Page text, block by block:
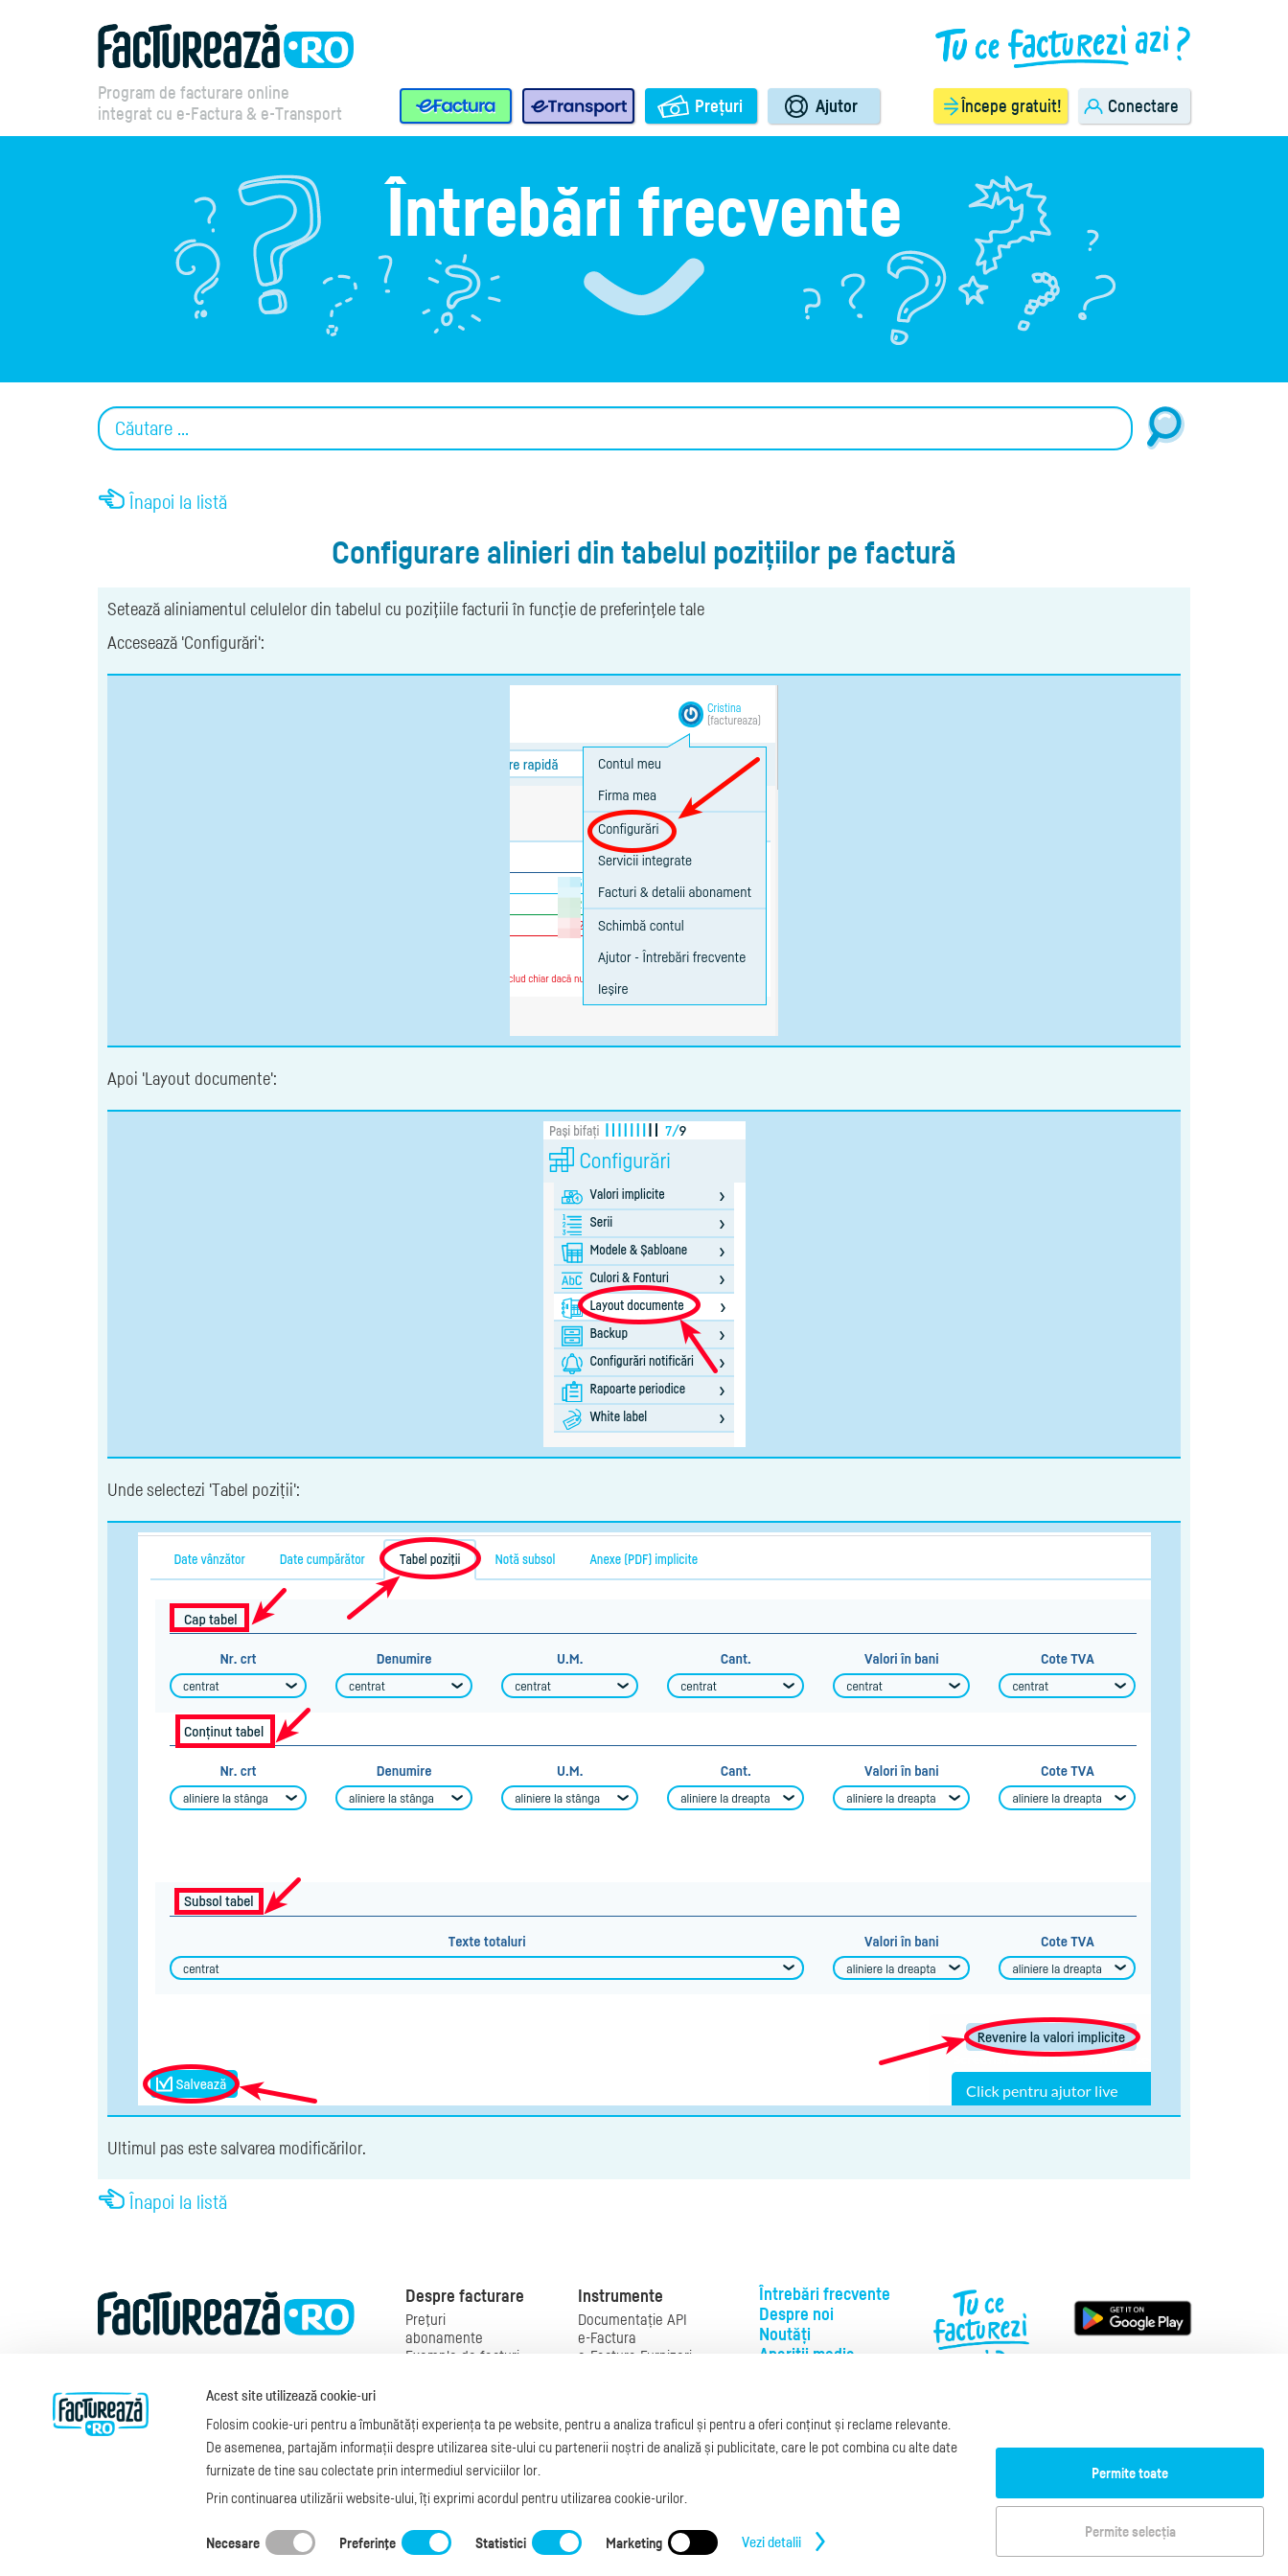
Program de facturare online
integrat cu e-Factura & e-Transport
e-Factura e-Transport Prețuri Ajutor Începe gratuit! Conectare
Întrebări frecvente
Înapoi la listă
Configurare alinieri din tabelul pozițiilor pe factură
Setează aliniamentul celulelor din tabelul cu poziţiile facturii în funcţie de preferinţele tale
Accesează 'Configurări':
Apoi 'Layout documente':
Unde selectezi 'Tabel poziții':
Ultimul pas este salvarea modificărilor.
Înapoi la listă
Despre facturare
Preţuri
abonamente
Exemple de facturi
Legislaţie facturi
Facturare online
blog.factureaza.ro
Instrumente
Documentație API
e-Factura
e-Factura Furnizori
Integrare Stripe
Integrare
Integrare mobilPay
Întrebări frecvente
Despre noi
Noutăți
Apariții media
L-V: 09:00 - 17:00
0368 409 233
S.C. Cubus Arts SRL
Date de contact Termeni și Condiții Politica de confidențialitate
Acest site utilizează cookie-uri
Folosim cookie-uri pentru a îmbunătăți experiența ta pe website, pentru a analiza traficul și pentru a oferi conținut și reclame relevante.
De asemenea, partajăm informații despre utilizarea site-ului cu partenerii noștri de analiză și publicitate, care le pot combina cu alte date
furnizate de tine sau colectate prin intermediul serviciilor lor.
Prin continuarea utilizării website-ului, îți exprimi acordul pentru utilizarea cookie-urilor.
Necesare Preferinţe Statistici Marketing Vezi detalii
Permite selecția
Permite toate